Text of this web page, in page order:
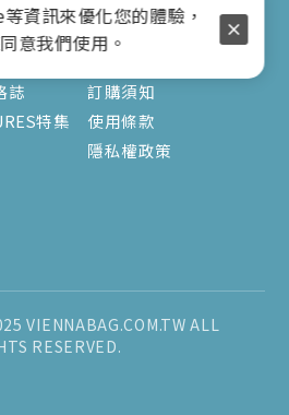
誌
特集
服務
訂購須知
使用條款
隱私權政策
VIENNABAG.COM.TW ALL
RESERVED.
資訊來優化您的體驗，
意我們使用。